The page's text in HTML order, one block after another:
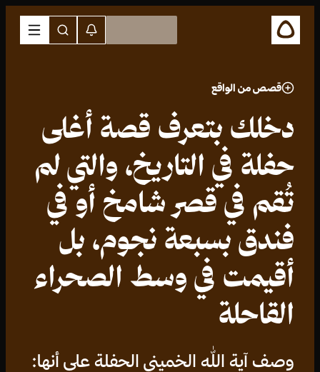
قصص من الواقع
دخلك بتعرف قصة أغلى
حفلة في التاريخ، والتي لم
تُقم في قصر شامخ أو في
فندق بسبعة نجوم، بل
أقيمت في وسط الصحراء
القاحلة
وصف آية الله الخميني الحفلة على أنها: